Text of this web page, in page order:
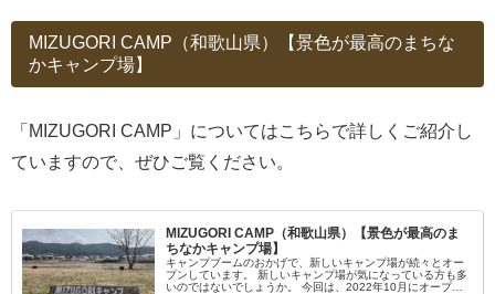
MIZUGORI CAMP（和歌山県）【景色が最高のまちな
かキャンプ場】
「MIZUGORI CAMP」についてはこちらで詳しくご紹介し
ていますので、ぜひご覧ください。
MIZUGORI CAMP（和歌山県）【景色が最高のま
ちなかキャンプ場】
キャンプブームのおかげで、新しいキャンプ場が続々とオー
プンしています。 新しいキャンプ場が気になっている方も多
いのではないでしょうか。 今回は、2022年10月にオープン